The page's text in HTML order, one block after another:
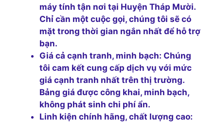
máy tính tận nơi tại Huyện Tháp Mười.
Chỉ cần một cuộc gọi, chúng tôi sẽ có
mặt trong thời gian ngắn nhất để hỗ trợ
bạn.
Giá cả cạnh tranh, minh bạch: Chúng
tôi cam kết cung cấp dịch vụ với mức
giá cạnh tranh nhất trên thị trường.
Bảng giá được công khai, minh bạch,
không phát sinh chi phí ẩn.
Linh kiện chính hãng, chất lượng cao: